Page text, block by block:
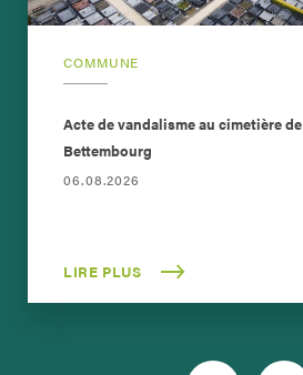
COMMUNE
Acte de vandalisme au cimetière de
Bettembourg
06.08.2026
LIRE PLUS